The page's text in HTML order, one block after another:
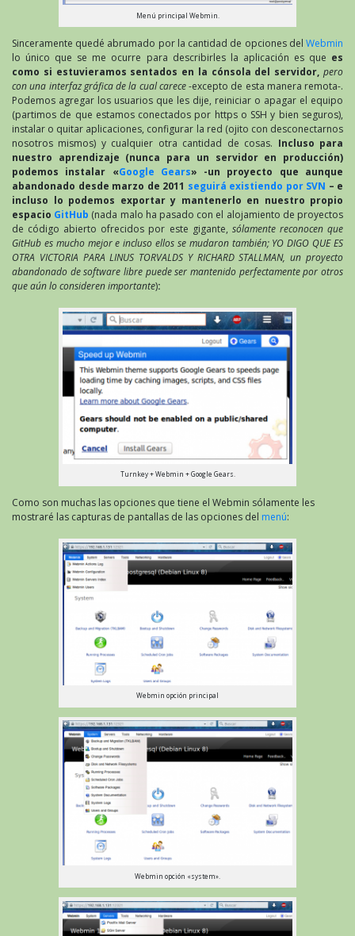
Menú principal Webmin.
Sinceramente quedé abrumado por la cantidad de opciones del Webmin
lo único que se me ocurre para describirles la aplicación es que es
como si estuvieramos sentados en la cónsola del servidor, pero
con una interfaz gráfica de la cual carece-excepto de esta manera remota-.
Podemos agregar los usuarios que les dije, reiniciar o apagar el equipo
(partimos de que estamos conectados por https o SSH y bien seguros),
instalar o quitar aplicaciones, configurar la red (ojito con desconectarnos
nosotros mismos) y cualquier otra cantidad de cosas. Incluso para
nuestro aprendizaje (nunca para un servidor en producción)
podemos instalar «Google Gears» -un proyecto que aunque
abandonado desde marzo de 2011 seguirá existiendo por SVN – e
incluso lo podemos exportar y mantenerlo en nuestro propio
espacio GitHub (nada malo ha pasado con el alojamiento de proyectos
de código abierto ofrecidos por este gigante, sólamente reconocen que
GitHub es mucho mejor e incluso ellos se mudaron también; YO DIGO QUE ES
OTRA VICTORIA PARA LINUS TORVALDS Y RICHARD STALLMAN, un proyecto
abandonado de software libre puede ser mantenido perfectamente por otros
que aún lo consideren importante):
Turnkey + Webmin + Google Gears.
Como son muchas las opciones que tiene el Webmin sólamente les
mostraré las capturas de pantallas de las opciones del menú:
Webmin opción principal
Webmin opción «system».